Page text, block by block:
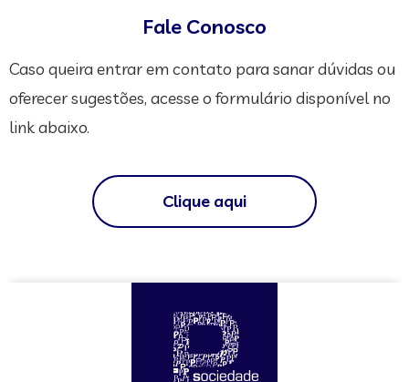
Fale Conosco
Caso queira entrar em contato para sanar dúvidas ou
oferecer sugestões, acesse o formulário disponível no
link abaixo.
Clique aqui